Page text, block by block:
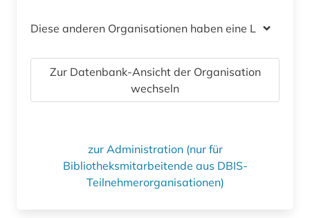
Diese anderen Organisationen haben eine Lizenz
Zur Datenbank-Ansicht der Organisation
wechseln
zur Administration (nur für
Bibliotheksmitarbeitende aus DBIS-
Teilnehmerorganisationen)